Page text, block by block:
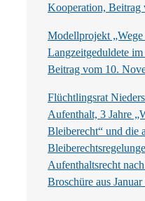
Kooperation, Beitrag
Modellprojekt
Langzeitgeduldete
Beitrag vom 10.
Flüchtlingsrat
Aufenthalt, 3 Jahre
Bleiberecht“ und die
Aufenthaltsrecht
Broschüre aus